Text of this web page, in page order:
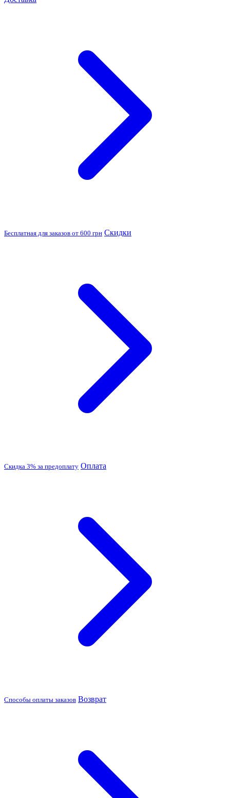
Бесплатная для заказов от 600 грн Скидки
Скидка 3% за предоплату Оплата
Способы оплаты заказов Возврат